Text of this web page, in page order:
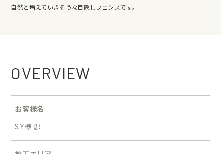
自然と増えていきそうな目隠しフェンスです。
OVERVIEW
お客様名
S.Y様 邸